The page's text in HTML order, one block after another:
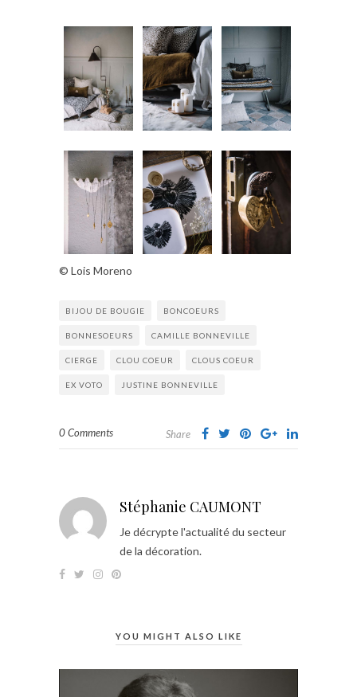
©️ Lois Moreno
BIJOU DE BOUGIE BONCOEURS
BONNESOEURS CAMILLE BONNEVILLE
CIERGE CLOU COEUR CLOUS COEUR
EX VOTO JUSTINE BONNEVILLE
0 Comments Share
Stéphanie CAUMONT
Je décrypte l'actualité du secteur
de la décoration.
YOU MIGHT ALSO LIKE